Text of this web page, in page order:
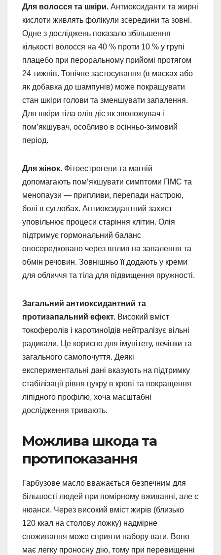
Для волосся та шкіри. Антиоксиданти та жирні
кислоти живлять фолікули зсередини та зовні.
Одне з досліджень показало збільшення
кількості волосся на 40 % проти 10 % у групі
плацебо при пероральному прийомі протягом
24 тижнів. Топічне застосування (в масках або
як добавка до шампунів) може покращувати
стан шкіри голови та зменшувати запалення.
Для шкіри тіла олія діє як зволожувач і
пом’якшувач, особливо в осінньо-зимовий
період.
Для жінок. Фітоестрогени та магній
допомагають пом’якшувати симптоми ПМС та
менопаузи — припливи, перепади настрою,
болі в суглобах. Антиоксидантний захист
уповільнює процеси старіння клітин. Олія
підтримує гормональний баланс
опосередковано через вплив на запалення та
обмін речовин. Зовнішньо її додають у креми
для обличчя та тіла для підвищення пружності.
Загальний антиоксидантний та
протизапальний ефект. Високий вміст
токоферолів і каротиноїдів нейтралізує вільні
радикали. Це корисно для імунітету, печінки та
загального самопочуття. Деякі
експериментальні дані вказують на підтримку
стабілізації рівня цукру в крові та покращення
ліпідного профілю, хоча масштабні
дослідження тривають.
Можлива шкода та
протипоказання
Гарбузове масло вважається безпечним для
більшості людей при помірному вживанні, але є
нюанси. Через високий вміст жирів (близько
120 ккал на столову ложку) надмірне
споживання може сприяти набору ваги. Воно
має легку проносну дію, тому при перевищенні